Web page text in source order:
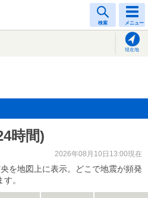
検索 メニュー
現在地
時間)
2026年08月10日13:00現在
を地図上に表示。どこで地震が頻発
。